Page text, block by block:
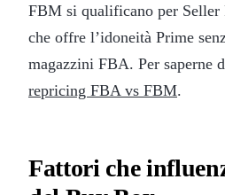
FBM si qualificano per
che offre l’idoneità Prime
magazzini FBA. Per saperne
repricing FBA vs FBM.
Fattori che